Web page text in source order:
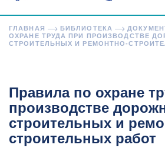
ГЛАВНАЯ БИБЛИОТЕКА
ОХРАНЕ ТРУДА ПРИ ПРОИЗВОДСТВЕ
СТРОИТЕЛЬНЫХ И РЕМОНТНО-
Правила по охране
производстве
строительных и
строительных работ